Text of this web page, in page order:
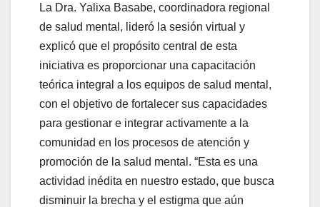
La Dra. Yalixa Basabe, coordinadora regional
de salud mental, lideró la sesión virtual y
explicó que el propósito central de esta
iniciativa es proporcionar una capacitación
teórica integral a los equipos de salud mental,
con el objetivo de fortalecer sus capacidades
para gestionar e integrar activamente a la
comunidad en los procesos de atención y
promoción de la salud mental. “Esta es una
actividad inédita en nuestro estado, que busca
disminuir la brecha y el estigma que aún